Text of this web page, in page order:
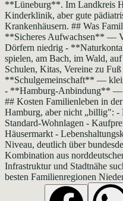
**Lüneburg**. Im Landkreis
Kinderklinik, aber gute
Krankenhäusern. ## Was
**Sicheres Aufwachsen** —
Dörfern niedrig -
spielen, am Bach, im Wald,
Schulen, Kitas, Vereine zu
**Schulgemeinschaft** —
- **Hamburg-Anbindung** —
## Kosten Familienleben in
Hamburg, aber nicht „billig": -
Standard-Wohnlagen -
Häusermarkt -
Niveau, deutlich über
Kombination aus
Infrastruktur und Stadtnähe
besten Familienregionen